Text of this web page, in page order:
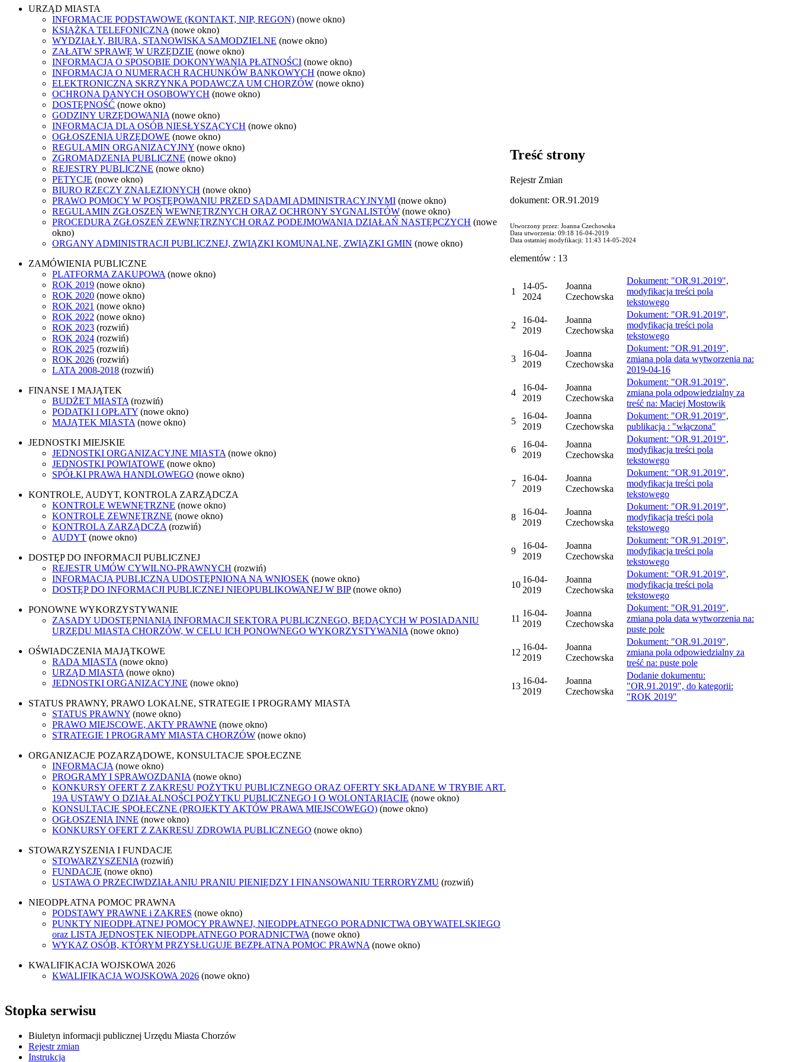
URZĄD MIASTA
INFORMACJE PODSTAWOWE (KONTAKT, NIP, REGON) (nowe okno)
KSIĄŻKA TELEFONICZNA (nowe okno)
WYDZIAŁY, BIURA, STANOWISKA SAMODZIELNE (nowe okno)
ZAŁATW SPRAWĘ W URZĘDZIE (nowe okno)
INFORMACJA O SPOSOBIE DOKONYWANIA PŁATNOŚCI (nowe okno)
INFORMACJA O NUMERACH RACHUNKÓW BANKOWYCH (nowe okno)
ELEKTRONICZNA SKRZYNKA PODAWCZA UM CHORZÓW (nowe okno)
OCHRONA DANYCH OSOBOWYCH (nowe okno)
DOSTĘPNOŚĆ (nowe okno)
GODZINY URZĘDOWANIA (nowe okno)
INFORMACJA DLA OSÓB NIESŁYSZĄCYCH (nowe okno)
OGŁOSZENIA URZĘDOWE (nowe okno)
REGULAMIN ORGANIZACYJNY (nowe okno)
ZGROMADZENIA PUBLICZNE (nowe okno)
REJESTRY PUBLICZNE (nowe okno)
PETYCJE (nowe okno)
BIURO RZECZY ZNALEZIONYCH (nowe okno)
PRAWO POMOCY W POSTĘPOWANIU PRZED SĄDAMI ADMINISTRACYJNYMI (nowe okno)
REGULAMIN ZGŁOSZEŃ WEWNĘTRZNYCH ORAZ OCHRONY SYGNALISTÓW (nowe okno)
PROCEDURA ZGŁOSZEŃ ZEWNĘTRZNYCH ORAZ PODEJMOWANIA DZIAŁAŃ NASTĘPCZYCH (nowe
okno)
ORGANY ADMINISTRACJI PUBLICZNEJ, ZWIĄZKI KOMUNALNE, ZWIĄZKI GMIN (nowe okno)
ZAMÓWIENIA PUBLICZNE
PLATFORMA ZAKUPOWA (nowe okno)
ROK 2019 (nowe okno)
ROK 2020 (nowe okno)
ROK 2021 (nowe okno)
ROK 2022 (nowe okno)
ROK 2023 (rozwiń)
ROK 2024 (rozwiń)
ROK 2025 (rozwiń)
ROK 2026 (rozwiń)
LATA 2008-2018 (rozwiń)
FINANSE I MAJĄTEK
BUDŻET MIASTA (rozwiń)
PODATKI I OPŁATY (nowe okno)
MAJĄTEK MIASTA (nowe okno)
JEDNOSTKI MIEJSKIE
JEDNOSTKI ORGANIZACYJNE MIASTA (nowe okno)
JEDNOSTKI POWIATOWE (nowe okno)
SPÓŁKI PRAWA HANDLOWEGO (nowe okno)
KONTROLE, AUDYT, KONTROLA ZARZĄDCZA
KONTROLE WEWNĘTRZNE (nowe okno)
KONTROLE ZEWNĘTRZNE (nowe okno)
KONTROLA ZARZĄDCZA (rozwiń)
AUDYT (nowe okno)
DOSTĘP DO INFORMACJI PUBLICZNEJ
REJESTR UMÓW CYWILNO-PRAWNYCH (rozwiń)
INFORMACJA PUBLICZNA UDOSTĘPNIONA NA WNIOSEK (nowe okno)
DOSTĘP DO INFORMACJI PUBLICZNEJ NIEOPUBLIKOWANEJ W BIP (nowe okno)
PONOWNE WYKORZYSTYWANIE
ZASADY UDOSTĘPNIANIA INFORMACJI SEKTORA PUBLICZNEGO, BĘDĄCYCH W POSIADANIU
URZĘDU MIASTA CHORZÓW, W CELU ICH PONOWNEGO WYKORZYSTYWANIA (nowe okno)
OŚWIADCZENIA MAJĄTKOWE
RADA MIASTA (nowe okno)
URZĄD MIASTA (nowe okno)
JEDNOSTKI ORGANIZACYJNE (nowe okno)
STATUS PRAWNY, PRAWO LOKALNE, STRATEGIE I PROGRAMY MIASTA
STATUS PRAWNY (nowe okno)
PRAWO MIEJSCOWE, AKTY PRAWNE (nowe okno)
STRATEGIE I PROGRAMY MIASTA CHORZÓW (nowe okno)
ORGANIZACJE POZARZĄDOWE, KONSULTACJE SPOŁECZNE
INFORMACJA (nowe okno)
PROGRAMY I SPRAWOZDANIA (nowe okno)
KONKURSY OFERT Z ZAKRESU POŻYTKU PUBLICZNEGO ORAZ OFERTY SKŁADANE W TRYBIE ART.
19A USTAWY O DZIAŁALNOŚCI POŻYTKU PUBLICZNEGO I O WOLONTARIACIE (nowe okno)
KONSULTACJE SPOŁECZNE (PROJEKTY AKTÓW PRAWA MIEJSCOWEGO) (nowe okno)
OGŁOSZENIA INNE (nowe okno)
KONKURSY OFERT Z ZAKRESU ZDROWIA PUBLICZNEGO (nowe okno)
STOWARZYSZENIA I FUNDACJE
STOWARZYSZENIA (rozwiń)
FUNDACJE (nowe okno)
USTAWA O PRZECIWDZIAŁANIU PRANIU PIENIĘDZY I FINANSOWANIU TERRORYZMU (rozwiń)
NIEODPŁATNA POMOC PRAWNA
PODSTAWY PRAWNE i ZAKRES (nowe okno)
PUNKTY NIEODPŁATNEJ POMOCY PRAWNEJ, NIEODPŁATNEGO PORADNICTWA OBYWATELSKIEGO
oraz LISTA JEDNOSTEK NIEODPŁATNEGO PORADNICTWA (nowe okno)
WYKAZ OSÓB, KTÓRYM PRZYSŁUGUJE BEZPŁATNA POMOC PRAWNA (nowe okno)
KWALIFIKACJA WOJSKOWA 2026
KWALIFIKACJA WOJSKOWA 2026 (nowe okno)
Treść strony
Rejestr Zmian
dokument: OR.91.2019
Utworzony przez: Joanna Czechowska
Data utworzenia: 09:18 16-04-2019
Data ostatniej modyfikacji: 11:43 14-05-2024
elementów : 13
1
14-05-
2024
Joanna
Czechowska
Dokument: "OR.91.2019",
modyfikacja treści pola
tekstowego
2
16-04-
2019
Joanna
Czechowska
Dokument: "OR.91.2019",
modyfikacja treści pola
tekstowego
3
16-04-
2019
Joanna
Czechowska
Dokument: "OR.91.2019",
zmiana pola data wytworzenia na:
2019-04-16
4
16-04-
2019
Joanna
Czechowska
Dokument: "OR.91.2019",
zmiana pola odpowiedzialny za
treść na: Maciej Mostowik
5
16-04-
2019
Joanna
Czechowska
Dokument: "OR.91.2019",
publikacja : "włączona"
6
16-04-
2019
Joanna
Czechowska
Dokument: "OR.91.2019",
modyfikacja treści pola
tekstowego
7
16-04-
2019
Joanna
Czechowska
Dokument: "OR.91.2019",
modyfikacja treści pola
tekstowego
8
16-04-
2019
Joanna
Czechowska
Dokument: "OR.91.2019",
modyfikacja treści pola
tekstowego
9
16-04-
2019
Joanna
Czechowska
Dokument: "OR.91.2019",
modyfikacja treści pola
tekstowego
10
16-04-
2019
Joanna
Czechowska
Dokument: "OR.91.2019",
modyfikacja treści pola
tekstowego
11
16-04-
2019
Joanna
Czechowska
Dokument: "OR.91.2019",
zmiana pola data wytworzenia na:
puste pole
12
16-04-
2019
Joanna
Czechowska
Dokument: "OR.91.2019",
zmiana pola odpowiedzialny za
treść na: puste pole
13
16-04-
2019
Joanna
Czechowska
Dodanie dokumentu:
"OR.91.2019", do kategorii:
"ROK 2019"
Stopka serwisu
Biuletyn informacji publicznej Urzędu Miasta Chorzów
Rejestr zmian
Instrukcja